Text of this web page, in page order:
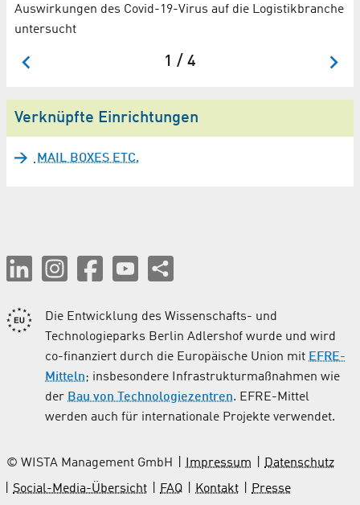
Auswirkungen des Covid-19-Virus auf die Logistikbranche
untersucht
1 / 4
Verknüpfte Einrichtungen
MAIL BOXES ETC.
Die Entwicklung des Wissenschafts- und
Technologieparks Berlin Adlershof wurde und wird
co-finanziert durch die Europäische Union mit EFRE-
Mitteln; insbesondere Infrastrukturmaßnahmen wie
der Bau von Technologiezentren. EFRE-Mittel
werden auch für internationale Projekte verwendet.
© WISTA Management GmbH Impressum
Datenschutz
Social-Media-Übersicht
FAQ Kontakt Presse